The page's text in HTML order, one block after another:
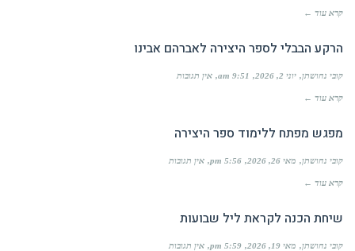
קרא עוד ←
הרקע הבבלי לספר היצירה לאברהם אבינו
קובי נחושתן יוני 2, 2026 9:51 am אין תגובות
קרא עוד ←
מפגש מפתח ללימוד ספר היצירה
קובי נחושתן מאי 26, 2026 5:56 pm אין תגובות
קרא עוד ←
שיחת הכנה לקראת ליל שבועות
קובי נחושתן מאי 19, 2026 5:59 pm אין תגובות